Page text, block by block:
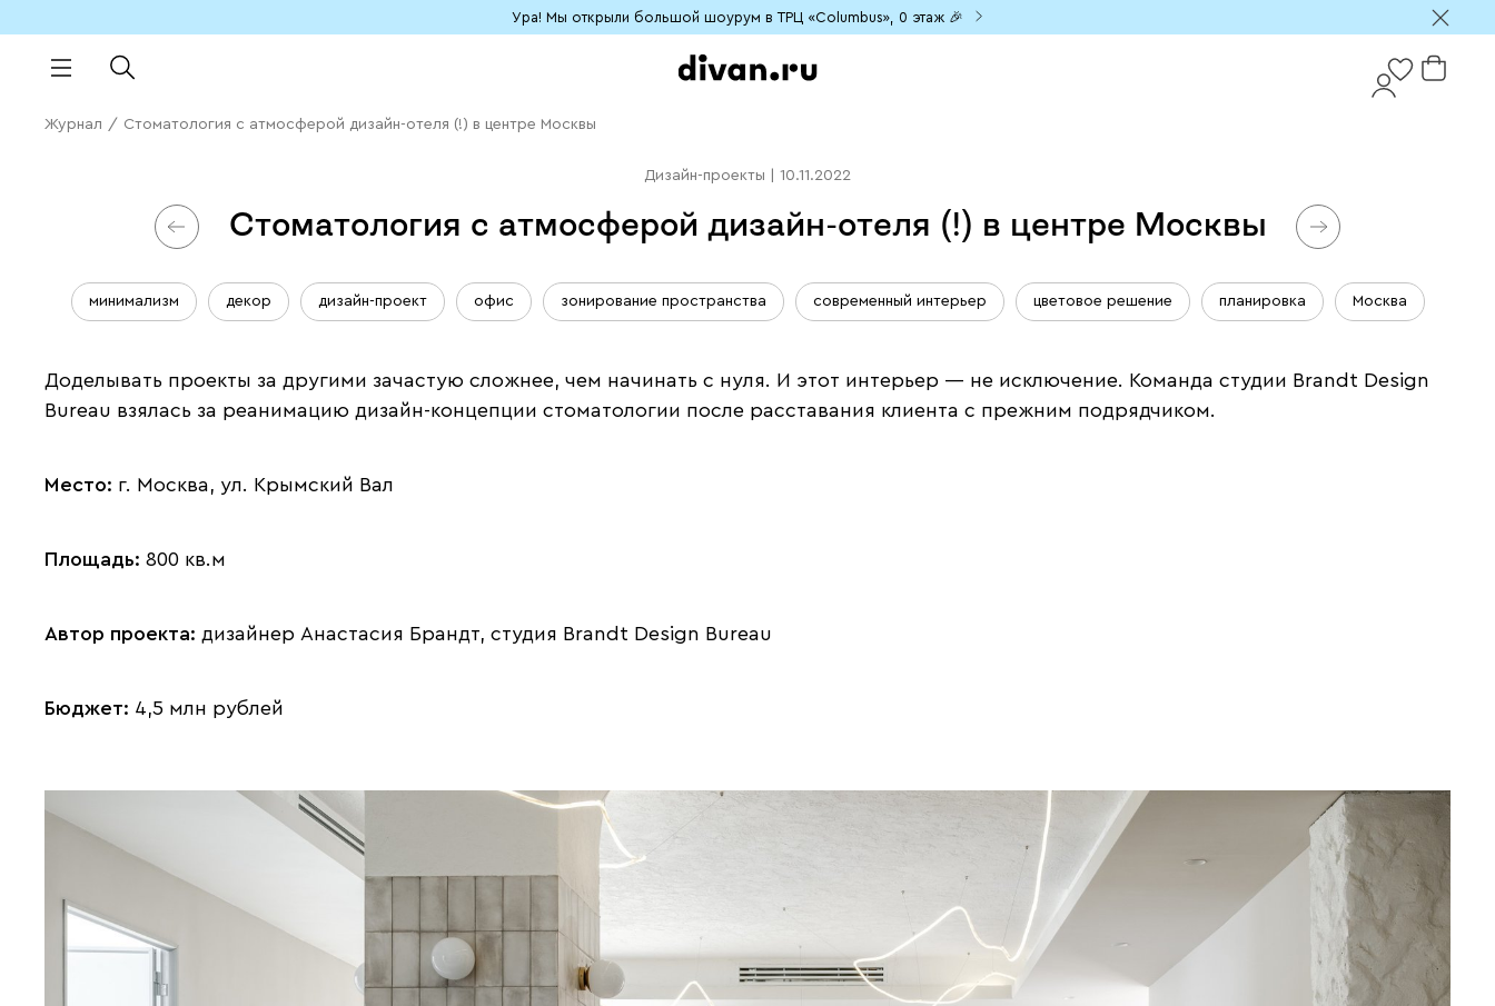
Ура! Мы открыли большой шоурум в ТРЦ «Columbus», 0 этаж 🎉
Журнал / Стоматология с атмосферой дизайн-отеля (!) в центре Москвы
Дизайн-проекты 10.11.2022
Стоматология с атмосферой дизайн-отеля (!) в центре Москвы
минимализм декор дизайн-проект офис зонирование пространства современный интерьер цветовое решение планировка Москва
Доделывать проекты за другими зачастую сложнее, чем начинать с нуля. И этот интерьер — не исключение. Команда студии Brandt Design
Bureau взялась за реанимацию дизайн-концепции стоматологии после расставания клиента с прежним подрядчиком.
Место: г. Москва, ул. Крымский Вал
Площадь: 800 кв.м
Автор проекта: дизайнер Анастасия Брандт, студия Brandt Design Bureau
Бюджет: 4,5 млн рублей